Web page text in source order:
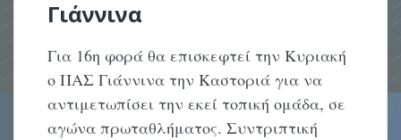
Γιάννινα
Για 16η φορά θα επισκεφτεί την Κυριακή
ο ΠΑΣ Γιάννινα την Καστοριά για να
αντιμετωπίσει την εκεί τοπική ομάδα, σε
αγώνα πρωταθλήματος. Συντριπτική